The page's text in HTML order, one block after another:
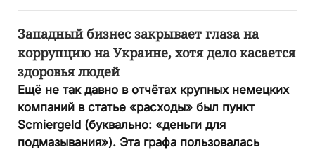
Западный бизнес закрывает глаза на
коррупцию на Украине, хотя дело касается
здоровья людей
Ещё не так давно в отчётах крупных немецких
компаний в статье «расходы» был пункт
Scmiergeld (буквально: «деньги для
подмазывания»). Эта графа пользовалась